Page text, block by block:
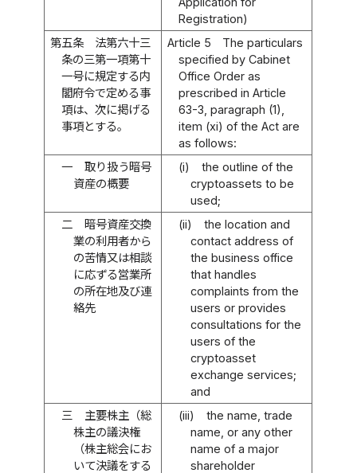
Registration)
第五条
法第六十三
条の三第一項第十
一号に規定する内
閣府令で定める事
項は、次に掲げる
事項とする。
Article 5
The particulars
specified by Cabinet
Office Order as
prescribed in Article
63-3, paragraph (1),
item (xi) of the Act are
as follows:
一
取り扱う暗号
資産の概要
(i)
the outline of the
cryptoassets to be
used;
二
暗号資産交換
業の利用者から
の苦情又は相談
に応ずる営業所
の所在地及び連
絡先
(ii)
the location and
contact address of
the business office
that handles
complaints from the
users or provides
consultations for the
users of the
cryptoasset
exchange services;
and
三
主要株主（総
株主の議決権
（株主総会にお
いて決議をする
(iii)
the name, trade
name, or any other
name of a major
shareholder